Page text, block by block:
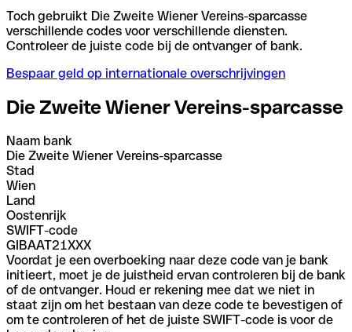
Toch gebruikt Die Zweite Wiener Vereins-sparcasse
verschillende codes voor verschillende diensten.
Controleer de juiste code bij de ontvanger of bank.
Bespaar geld op internationale overschrijvingen
Die Zweite Wiener Vereins-sparcasse
Naam bank
Die Zweite Wiener Vereins-sparcasse
Stad
Wien
Land
Oostenrijk
SWIFT-code
GIBAAT21XXX
Voordat je een overboeking naar deze code van je bank
initieert, moet je de juistheid ervan controleren bij de bank
of de ontvanger. Houd er rekening mee dat we niet in
staat zijn om het bestaan van deze code te bevestigen of
om te controleren of het de juiste SWIFT-code is voor de